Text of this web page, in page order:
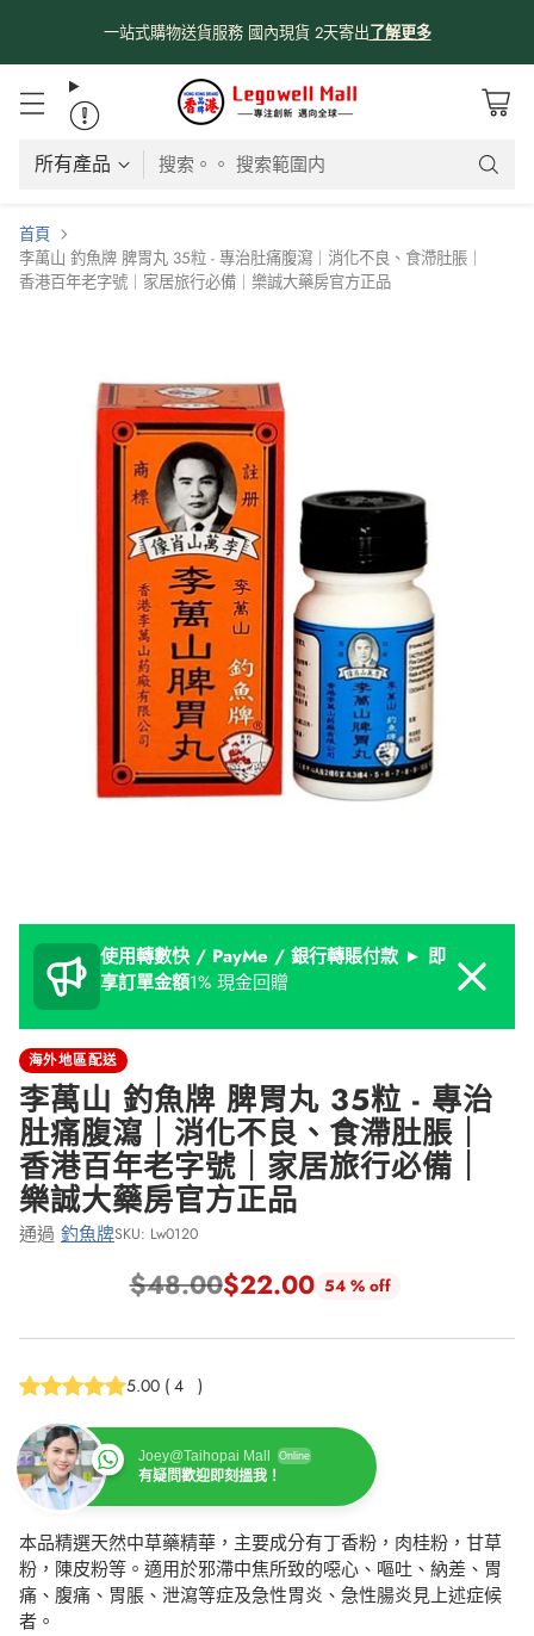
一站式購物送貨服務 國內現貨 2天寄出了解更多
搜索。。 搜索範圍内
首頁
李萬山 釣魚牌 脾胃丸 35粒 - 專治肚痛腹瀉｜消化不良、食滯肚脹｜
香港百年老字號｜家居旅行必備｜樂誠大藥房官方正品
使用轉數快 / PayMe / 銀行轉賬付款 ► 即
享訂單金額1% 現金回贈
Dismiss
海外地區配送
李萬山 釣魚牌 脾胃丸 35粒 - 專治
肚痛腹瀉｜消化不良、食滯肚脹｜
香港百年老字號｜家居旅行必備｜
樂誠大藥房官方正品
通過 釣魚牌SKU: Lw0120
正
常
價
$48.00$22.00 54 % off
5.00 ( 4 )
Joey@Taihopai Mall Online
有疑問歡迎即刻搵我！
本品精選天然中草藥精華，主要成分有丁香粉，肉桂粉，甘草
粉，陳皮粉等。適用於邪滯中焦所致的噁心、嘔吐、納差、胃
痛、腹痛、胃脹、泄瀉等症及急性胃炎、急性腸炎見上述症候
者。